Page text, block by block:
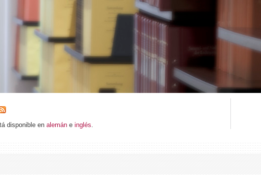
disponible en alemán e inglés.